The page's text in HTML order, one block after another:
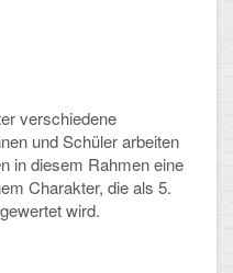
verschiedene
und Schüler arbeiten
in diesem Rahmen eine
Charakter, die als 5.
wird.